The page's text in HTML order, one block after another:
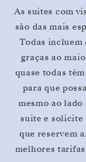
As suites com
são das mais
Todas incluem
graças ao
quase todas
para que
mesmo ao lado
suite e solicite
que reservem
melhores